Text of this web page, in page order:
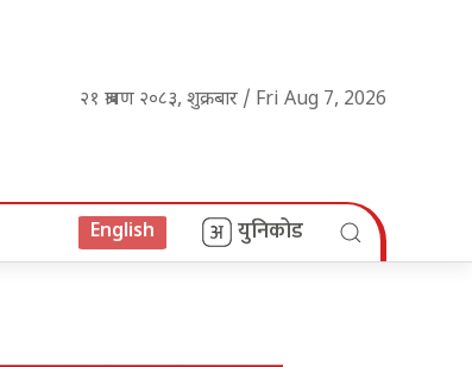
२१ श्रावण २०८३, शुक्रबार / Fri Aug 7, 2026
English युनिकोड